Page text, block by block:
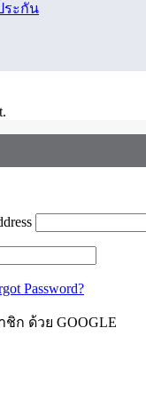
ระกัน
Password?
ก ด้วย GOOGLE